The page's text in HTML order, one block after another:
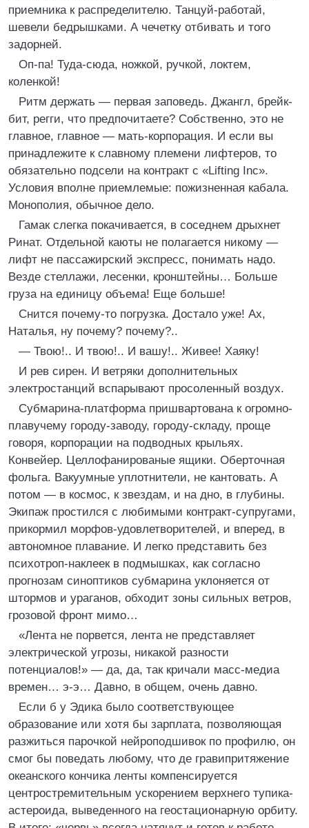
приемника к распределителю. Танцуй-работай,
шевели бедрышками. А чечетку отбивать и того
задорней.
Оп-па! Туда-сюда, ножкой, ручкой, локтем,
коленкой!
Ритм держать — первая заповедь. Джангл, брейк-
бит, регги, что предпочитаете? Собственно, это не
главное, главное — мать-корпорация. И если вы
принадлежите к славному племени лифтеров, то
обязательно подсели на контракт с «Lifting Inc».
Условия вполне приемлемые: пожизненная кабала.
Монополия, обычное дело.
Гамак слегка покачивается, в соседнем дрыхнет
Ринат. Отдельной каюты не полагается никому —
лифт не пассажирский экспресс, понимать надо.
Везде стеллажи, лесенки, кронштейны… Больше
груза на единицу объема! Еще больше!
Снится почему-то погрузка. Достало уже! Ах,
Наталья, ну почему? почему?..
— Твою!.. И твою!.. И вашу!.. Живее! Хаяку!
И рев сирен. И ветряки дополнительных
электростанций вспарывают просоленный воздух.
Субмарина-платформа пришвартована к огромно-
плавучему городу-заводу, городу-складу, проще
говоря, корпорации на подводных крыльях.
Конвейер. Целлофанированые ящики. Оберточная
фольга. Вакуумные уплотнители, не кантовать. А
потом — в космос, к звездам, и на дно, в глубины.
Экипаж простился с любимыми контракт-супругами,
прикормил морфов-удовлетворителей, и вперед, в
автономное плавание. И легко представить без
психотроп-наклеек в подмышках, как согласно
прогнозам синоптиков субмарина уклоняется от
штормов и ураганов, обходит зоны сильных ветров,
грозовой фронт мимо…
«Лента не порвется, лента не представляет
электрической угрозы, никакой разности
потенциалов!» — да, да, так кричали масс-медиа
времен… э-э… Давно, в общем, очень давно.
Если б у Эдика было соответствующее
образование или хотя бы зарплата, позволяющая
разжиться парочкой нейроподшивок по профилю, он
смог бы поведать любому, что де гравипритяжение
океанского кончика ленты компенсируется
центростремительным ускорением верхнего тупика-
астероида, выведенного на геостационарную орбиту.